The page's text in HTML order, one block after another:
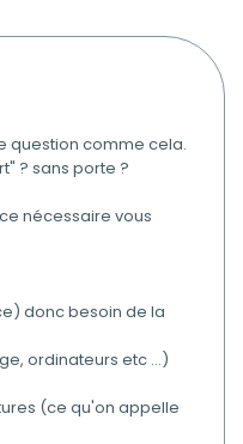
question comme cela.
? sans porte ?
nécessaire vous
donc besoin de la
ordinateurs etc ...)
(ce qu'on appelle